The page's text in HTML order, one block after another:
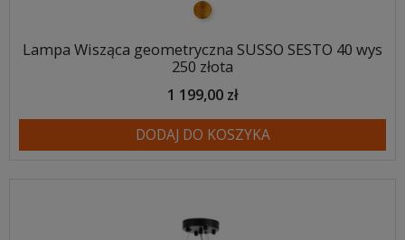
złoty
Lampa Wisząca geometryczna SUSSO SESTO 40 wys
250 złota
1 199,00 zł
DODAJ DO KOSZYKA